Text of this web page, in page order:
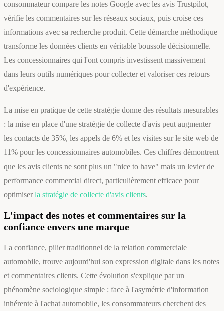
consommateur compare les notes Google avec les avis Trustpilot,
vérifie les commentaires sur les réseaux sociaux, puis croise ces
informations avec sa recherche produit. Cette démarche méthodique
transforme les données clients en véritable boussole décisionnelle.
Les concessionnaires qui l'ont compris investissent massivement
dans leurs outils numériques pour collecter et valoriser ces retours
d'expérience.
La mise en pratique de cette stratégie donne des résultats mesurables
: la mise en place d'une stratégie de collecte d'avis peut augmenter
les contacts de 35%, les appels de 6% et les visites sur le site web de
11% pour les concessionnaires automobiles. Ces chiffres démontrent
que les avis clients ne sont plus un "nice to have" mais un levier de
performance commercial direct, particulièrement efficace pour
optimiserla stratégie de collecte d'avis clients.
L'impact des notes et commentaires sur la
confiance envers une marque
La confiance, pilier traditionnel de la relation commerciale
automobile, trouve aujourd'hui son expression digitale dans les notes
et commentaires clients. Cette évolution s'explique par un
phénomène sociologique simple : face à l'asymétrie d'information
inhérente à l'achat automobile, les consommateurs cherchent des